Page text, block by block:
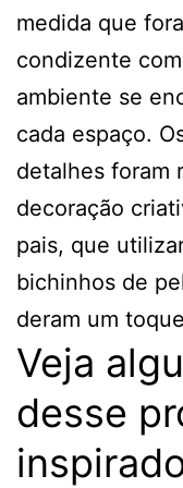
medida que
condizente
ambiente se
cada espaço.
detalhes foram
decoração
pais, que
bichinhos de
deram um
Veja
desse